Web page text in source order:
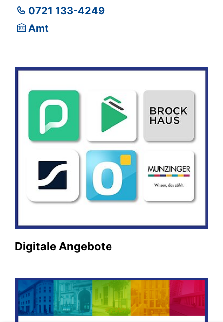
0721 133-4249
Amt
Digitale Angebote